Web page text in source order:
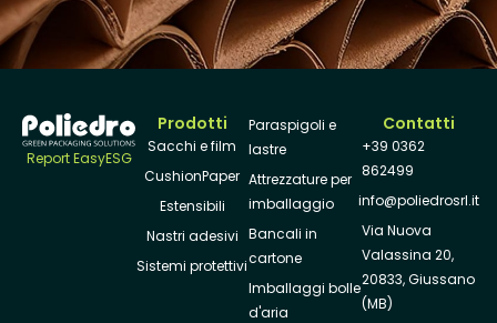
Report EasyESG
Prodotti
Sacchi e film
CushionPaper
Estensibili
Nastri adesivi
Sistemi protettivi
Paraspigoli e
lastre
Attrezzature per
imballaggio
Bancali in
cartone
Imballaggi bolle
d'aria
Contatti
+39 0362
862499
info@poliedrosrl.it
Via Nuova
Valassina 20,
20833, Giussano
(MB)